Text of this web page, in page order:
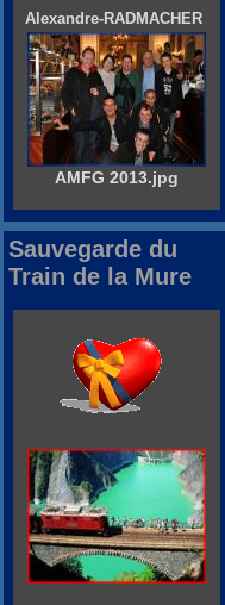
Alexandre-RADMACHER
AMFG 2013.jpg
Sauvegarde du
Train de la Mure